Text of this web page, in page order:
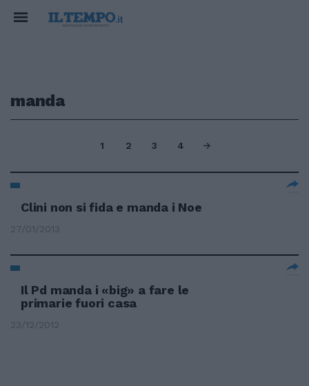
manda
1 2 3 4
Clini non si fida e manda i Noe
27/01/2013
Il Pd manda i «big» a fare le
primarie fuori casa
23/12/2012